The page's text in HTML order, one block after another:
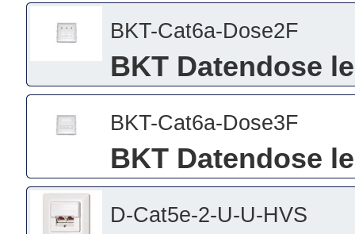
BKT-Cat6a-Dose2F
BKT Datendose
BKT-Cat6a-Dose3F
BKT Datendose
D-Cat5e-2-U-U-HVS